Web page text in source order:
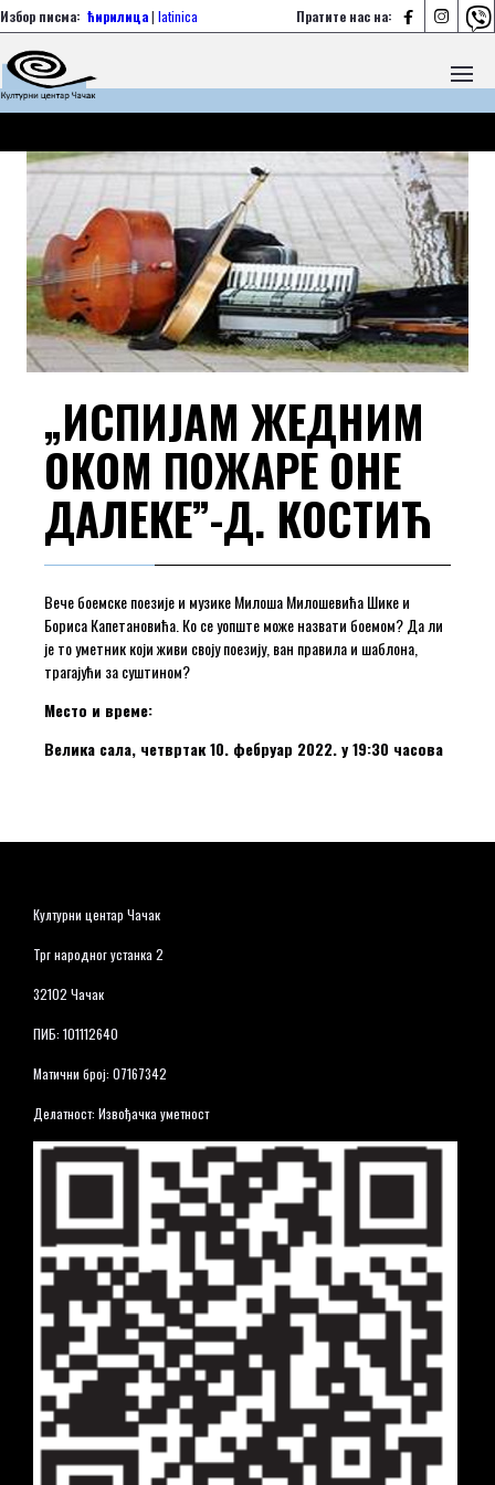
Пратите нас на:   
Избор писма: ћирилица| latinica
„ИСПИЈАМ ЖЕДНИМ
ОКОМ ПОЖАРЕ ОНЕ
ДАЛЕКЕ”-Д. КОСТИЋ
Вече боемске поезије и музике Милоша Милошевића Шике и
Бориса Капетановића. Ко се уопште може назвати боемом? Да ли
је то уметник који живи своју поезију, ван правила и шаблона,
трагајући за суштином?
Место и време:
Велика сала, четвртак 10. фебруар 2022. у 19:30 часова
Културни центар Чачак
Трг народног устанка 2
32102 Чачак
ПИБ: 101112640
Матични број: 07167342
Делатност: Извођачка уметност